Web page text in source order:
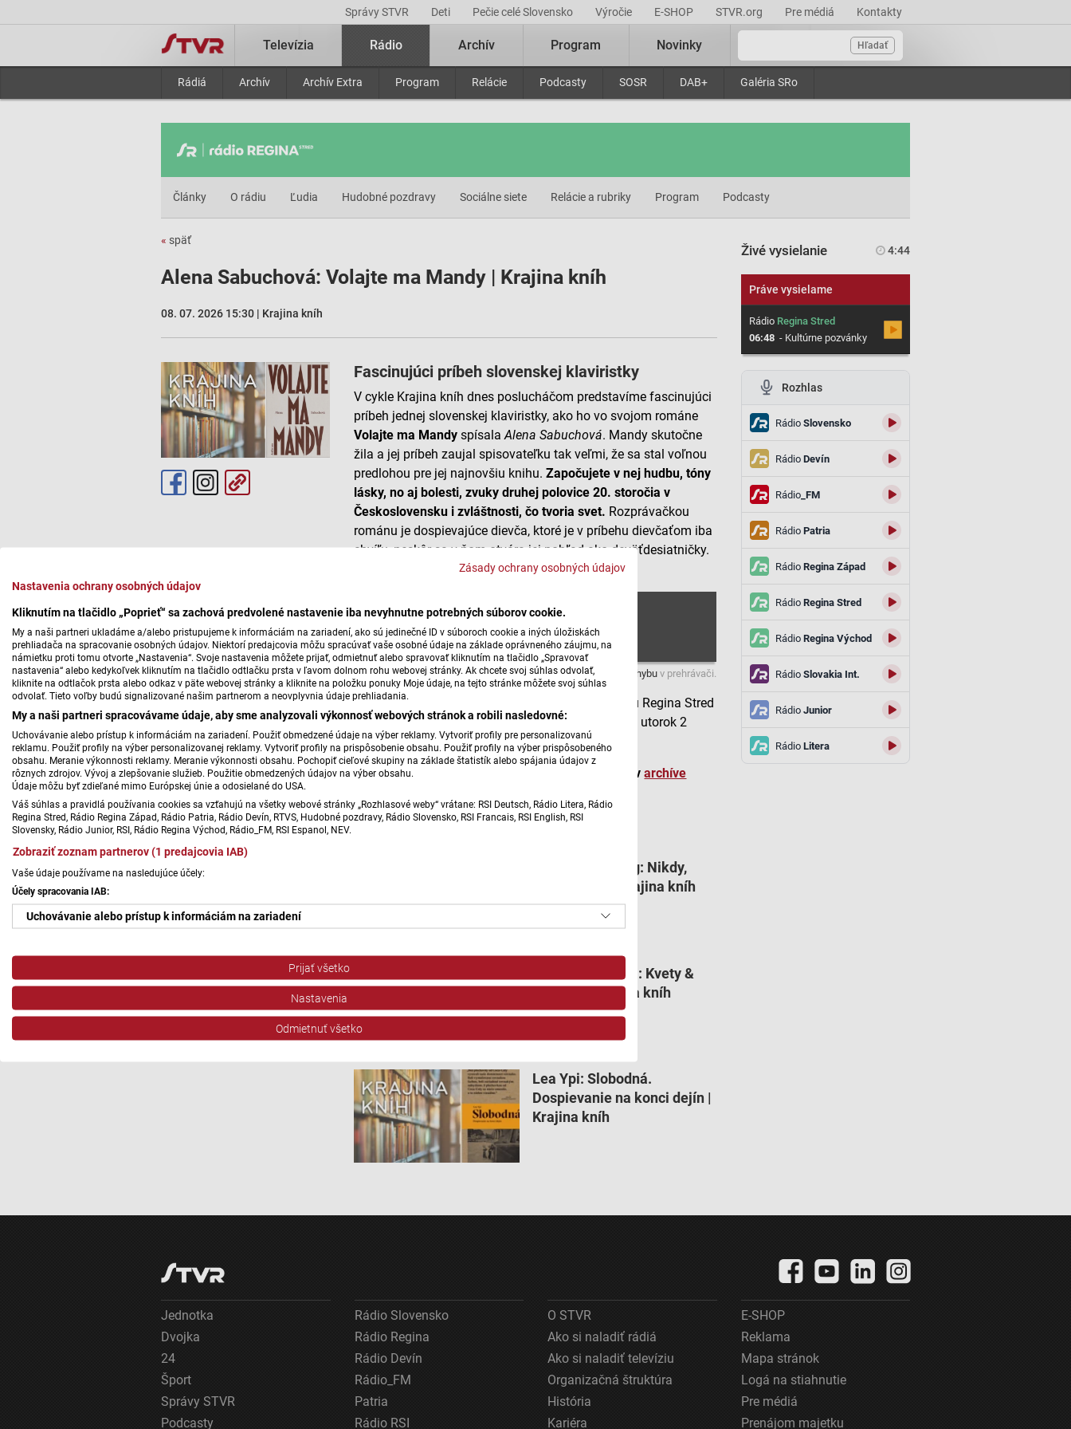
Zásady ochrany osobných údajov
Nastavenia ochrany osobných údajov
Kliknutím na tlačidlo „Poprieť“ sa zachová predvolené nastavenie iba nevyhnutne potrebných súborov cookie.
My a naši partneri ukladáme a/alebo pristupujeme k informáciám na zariadení, ako sú jedinečné ID v súboroch cookie a iných úložiskách
prehliadača na spracovanie osobných údajov. Niektorí predajcovia môžu spracúvať vaše osobné údaje na základe oprávneného záujmu, na
námietku proti tomu otvorte „Nastavenia“. Svoje nastavenia môžete prijať, odmietnuť alebo spravovať kliknutím na tlačidlo „Spravovať
nastavenia“ alebo kedykoľvek kliknutím na tlačidlo odtlačku prsta v ľavom dolnom rohu webovej stránky. Ak chcete svoj súhlas odvolať,
kliknite na odtlačok prsta alebo odkaz v päte webovej stránky a kliknite na položku ponuky Moje údaje, na tejto stránke môžete svoj súhlas
odvolať. Tieto voľby budú signalizované našim partnerom a neovplyvnia údaje prehliadania.
My a naši partneri spracovávame údaje, aby sme analyzovali výkonnosť webových stránok a robili nasledovné:
Uchovávanie alebo prístup k informáciám na zariadení. Použiť obmedzené údaje na výber reklamy. Vytvoriť profily pre personalizovanú
reklamu. Použiť profily na výber personalizovanej reklamy. Vytvoriť profily na prispôsobenie obsahu. Použiť profily na výber prispôsobeného
obsahu. Meranie výkonnosti reklamy. Meranie výkonnosti obsahu. Pochopiť cieľové skupiny na základe štatistík alebo spájania údajov z
rôznych zdrojov. Vývoj a zlepšovanie služieb. Použitie obmedzených údajov na výber obsahu.
Údaje môžu byť zdieľané mimo Európskej únie a odosielané do USA.
Váš súhlas a pravidlá používania cookies sa vzťahujú na všetky webové stránky „Rozhlasové weby“ vrátane: RSI Deutsch, Rádio Litera, Rádio
Regina Stred, Rádio Regina Západ, Rádio Patria, Rádio Devín, RTVS, Hudobné pozdravy, Rádio Slovensko, RSI Francais, RSI English, RSI
Slovensky, Rádio Junior, RSI, Rádio Regina Východ, Rádio_FM, RSI Espanol, NEV.
Zobraziť zoznam partnerov (1 predajcovia IAB)
Vaše údaje používame na nasledujúce účely:
Účely spracovania IAB:
Uchovávanie alebo prístup k informáciám na zariadení
Vytvoriť profily pre personalizovanú reklamu
Použiť profily na výber personalizovanej reklamy
Účely spracovania, ktoré nie sú v kompetencii IAB:
Prijať všetko
Nastavenia
Odmietnuť všetko
Správy STVR Deti Pečie celé Slovensko Výročie E-SHOP STVR.org Pre médiá Kontakty
Hľadať
Televízia Rádio
Rádiá Archív Archív Extra Program Relácie Podcasty SOSR DAB+ Galéria SRo
Archív Program Novinky
Články O rádiu Ľudia Hudobné pozdravy Sociálne siete Relácie a rubriky Program Podcasty
« späť
Alena Sabuchová: Volajte ma Mandy | Krajina kníh
08. 07. 2026 15:30 | Krajina kníh
Fascinujúci príbeh slovenskej klaviristky
V cykle Krajina kníh dnes poslucháčom predstavíme fascinujúci
príbeh jednej slovenskej klaviristky, ako ho vo svojom románe
Volajte ma Mandy spísalaAlena Sabuchová. Mandy skutočne
žila a jej príbeh zaujal spisovateľku tak veľmi, že sa stal voľnou
predlohou pre jej najnovšiu knihu.Započujete v nej hudbu, tóny
lásky, no aj bolesti, zvuky druhej polovice 20. storočia v
Československu i zvláštnosti, čo tvoria svet. Rozprávačkou
románu je dospievajúce dievča, ktoré je v príbehu dievčaťom iba
chvíľu, neskôr sa v ňom otvára jej pohľad ako deväťdesiatničky.
Vizitku autorky čítaIvana Kováčová.
Alena Sabuchova: Volajte ma Mandy
Máte problém s prehrávaním?Nahláste nám chybu v prehrávači.
Aj dnešnú Krajinu kníh si môžete vypočuť na Rádiu Regina Stred
o 17.30. Jej reprízu vysielame v sobotu o 23.00 a v utorok 2
minúty po polnoci.
Celé časti relácie Krajina kníh si môžete vypočuť varchíve
Linn Strømsborg: Nikdy,
nikdy, nikdy | Krajina kníh
Jana Micenková: Kvety &
Klobásy | Krajina kníh
Lea Ypi: Slobodná.
Dospievanie na konci dejín |
Krajina kníh
Živé vysielanie 4:44
Práve vysielame
RádioRegina Stred
06:48 - Kultúrne pozvánky
Rozhlas
RádioSlovensko
RádioDevín
Rádio_FM
RádioPatria
RádioRegina Západ
RádioRegina Stred
RádioRegina Východ
RádioSlovakia Int.
RádioJunior
RádioLitera
Jednotka
Dvojka
24
Šport
Správy STVR
Podcasty
Rádio Slovensko
Rádio Regina
Rádio Devín
Rádio_FM
Patria
Rádio RSI
O STVR
Ako si naladiť rádiá
Ako si naladiť televíziu
Organizačná štruktúra
História
Kariéra
E-SHOP
Reklama
Mapa stránok
Logá na stiahnutie
Pre médiá
Prenájom majetku